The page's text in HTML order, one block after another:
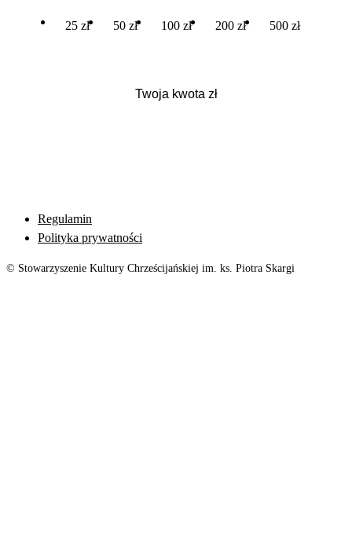
25 zł 50 zł 100 zł 200 zł 500 zł
Regulamin
Polityka prywatności
© Stowarzyszenie Kultury Chrześcijańskiej im. ks. Piotra Skargi